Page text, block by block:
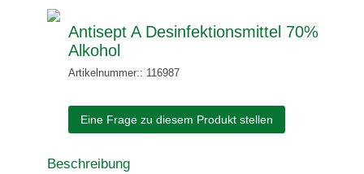
Antisept A Desinfektionsmittel 70%
Alkohol
Artikelnummer:: 116987
Eine Frage zu diesem Produkt stellen
Beschreibung